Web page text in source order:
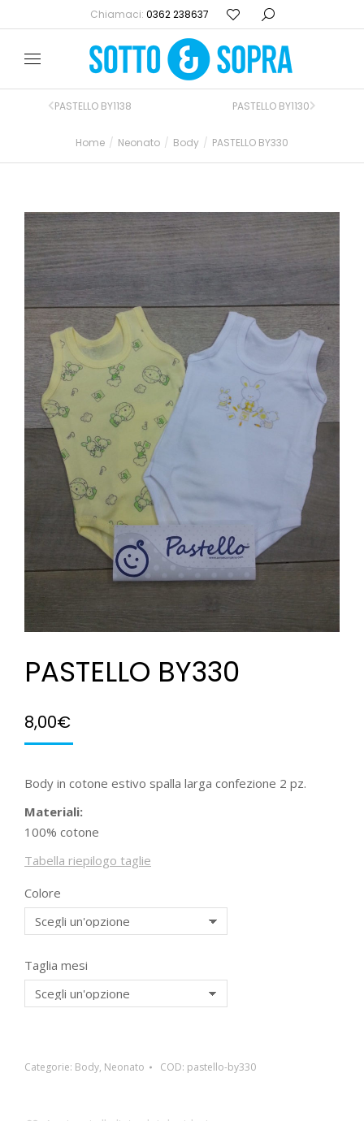
Chiamaci: 0362 238637
Tu sei qui:Home Neonato Body PASTELLO BY330
PASTELLO BY1138 PASTELLO BY1130
PASTELLO BY330
8,00€
Body in cotone estivo spalla larga confezione 2 pz.
Materiali:
100% cotone
Tabella riepilogo taglie
Colore
Taglia mesi
Categorie: Body, Neonato COD: pastello-by330